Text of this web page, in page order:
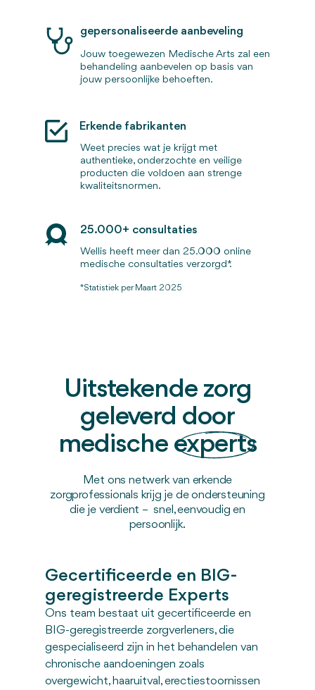
gepersonaliseerde aanbeveling
Jouw toegewezen Medische Arts zal een
behandeling aanbevelen op basis van
jouw persoonlijke behoeften.
Weet precies wat je krijgt met
authentieke, onderzochte en veilige
producten die voldoen aan strenge
kwaliteitsnormen.
Erkende fabrikanten
Wellis heeft meer dan 25.000 online
medische consultaties verzorgd*.
25.000+ consultaties
*Statistiek per Maart 2025
Uitstekende zorg
geleverd door
medische experts
Met ons netwerk van erkende
zorgprofessionals krijg je de ondersteuning
die je verdient – snel, eenvoudig en
persoonlijk.
Gecertificeerde en BIG-
geregistreerde Experts
Ons team bestaat uit gecertificeerde en
BIG-geregistreerde zorgverleners, die
gespecialiseerd zijn in het behandelen van
chronische aandoeningen zoals
overgewicht, haaruitval, erectiestoornissen